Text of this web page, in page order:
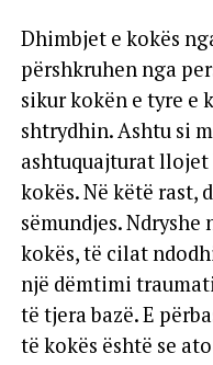
Dhimbjet e kokës
përshkruhen nga
sikur kokën e tyre e
shtrydhin. Ashtu si
ashtuquajturat llojet
kokës. Në këtë rast,
sëmundjes.
kokës, të cilat
një dëmtimi
të tjera bazë. E
të kokës është se